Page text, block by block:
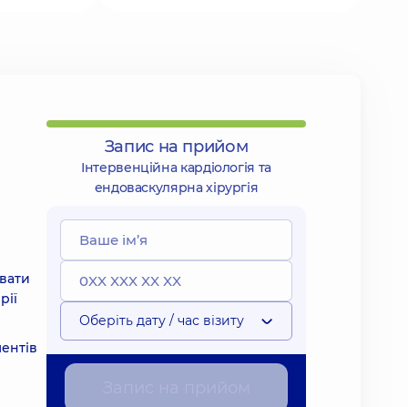
Запис на прийом
Інтервенційна кардіологія та
ендоваскулярна хірургія
Оберіть дату / час візиту